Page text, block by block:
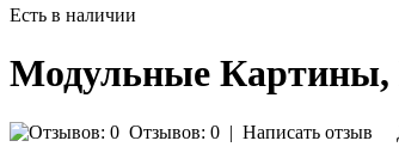
Есть в наличии
Модульные Картины,
Отзывов: 0 | Написать отзыв